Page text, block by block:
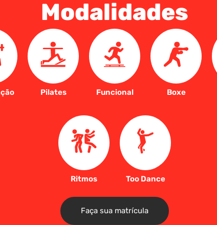
Modalidades
Pilates Funcional Boxe
Ritmos Too Dance
Faça sua matrícula